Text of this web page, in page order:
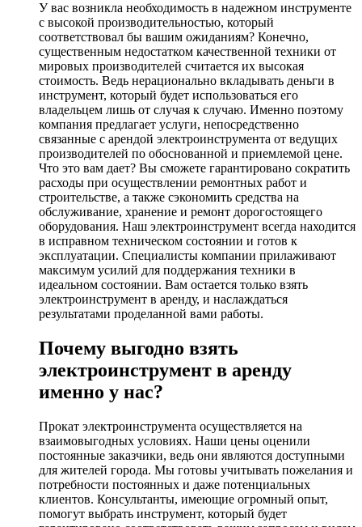
У вас возникла необходимость в надежном инструменте
с высокой производительностью, который
соответствовал бы вашим ожиданиям? Конечно,
существенным недостатком качественной техники от
мировых производителей считается их высокая
стоимость. Ведь нерационально вкладывать деньги в
инструмент, который будет использоваться его
владельцем лишь от случая к случаю. Именно поэтому
компания предлагает услуги, непосредственно
связанные с арендой электроинструмента от ведущих
производителей по обоснованной и приемлемой цене.
Что это вам дает? Вы сможете гарантировано сократить
расходы при осуществлении ремонтных работ и
строительстве, а также сэкономить средства на
обслуживание, хранение и ремонт дорогостоящего
оборудования. Наш электроинструмент всегда находится
в исправном техническом состоянии и готов к
эксплуатации. Специалисты компании прилаживают
максимум усилий для поддержания техники в
идеальном состоянии. Вам остается только взять
электроинструмент в аренду, и наслаждаться
результатами проделанной вами работы.
Почему выгодно взять
электроинструмент в аренду
именно у нас?
Прокат электроинструмента осуществляется на
взаимовыгодных условиях. Наши цены оценили
постоянные заказчики, ведь они являются доступными
для жителей города. Мы готовы учитывать пожелания и
потребности постоянных и даже потенциальных
клиентов. Консультанты, имеющие огромный опыт,
помогут выбрать инструмент, который будет